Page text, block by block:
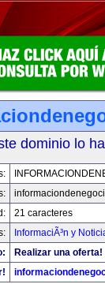
dominio lo
21 caracteres
InformaciÃ³n y
Realizar una oferta!